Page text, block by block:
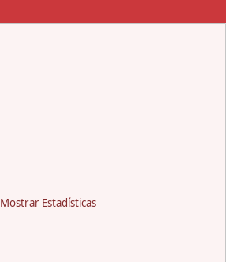
Mostrar Estadísticas